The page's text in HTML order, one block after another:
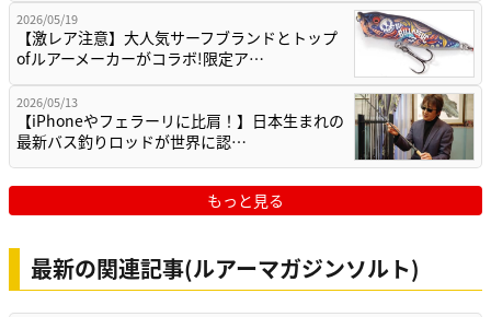
2026/05/19
【激レア注意】大人気サーフブランドとトップ
ofルアーメーカーがコラボ!限定ア…
2026/05/13
【iPhoneやフェラーリに比肩！】日本生まれの
最新バス釣りロッドが世界に認…
もっと見る
最新の関連記事(ルアーマガジンソルト)